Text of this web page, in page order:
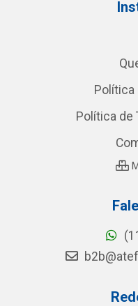
Política
Política de